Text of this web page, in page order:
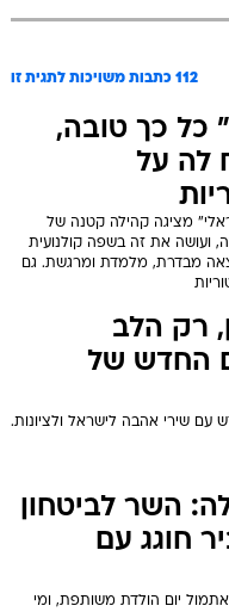
112 כתבות משויכות לתגית זו
כל כך טובה,
לה על
מציגה קהילה קטנה של
ועושה את זה בשפה קולנועית
מבדרת, מלמדת ומרגשת. גם
רק הלב
החדש של
שירי אהבה לישראל ולציונות.
השר לביטחון
חוגג עם
יום הולדת משותפת, ומי